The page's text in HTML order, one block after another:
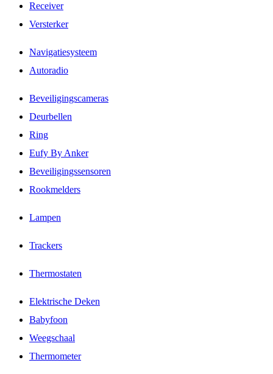
Receiver
Versterker
Navigatiesysteem
Autoradio
Beveiligingscameras
Deurbellen
Ring
Eufy By Anker
Beveiligingssensoren
Rookmelders
Lampen
Trackers
Thermostaten
Elektrische Deken
Babyfoon
Weegschaal
Thermometer